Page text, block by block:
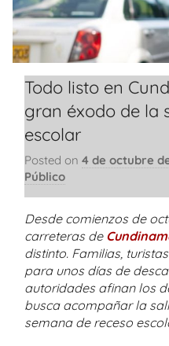
Todo listo en
gran éxodo de la
escolar
Posted on 4 de octubre
Público
Desde comienzos de
carreteras de
distinto. Familias,
para unos días de
autoridades afinan los
busca acompañar la
semana de receso